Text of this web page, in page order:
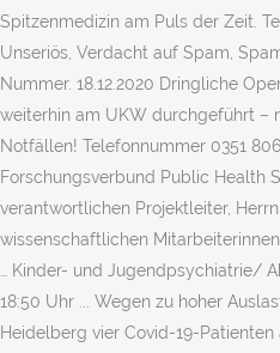
Spitzenmedizin am Puls der Zeit.
Unseriös, Verdacht auf Spam,
Nummer. 18.12.2020 Dringliche
weiterhin am UKW durchgeführt –
Notfällen! Telefonnummer 0351
Forschungsverbund Public Health
verantwortlichen Projektleiter,
wissenschaftlichen
… Kinder- und Jugendpsychiatrie/
18:50 Uhr ... Wegen zu hoher
Heidelberg vier Covid-19-